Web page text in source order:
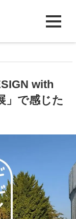
with
」で感じた